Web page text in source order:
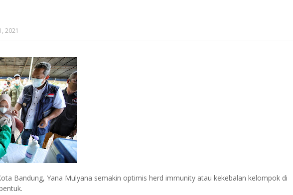
2021
Bandung, Yana Mulyana semakin optimis herd immunity atau kekebalan kelompok di